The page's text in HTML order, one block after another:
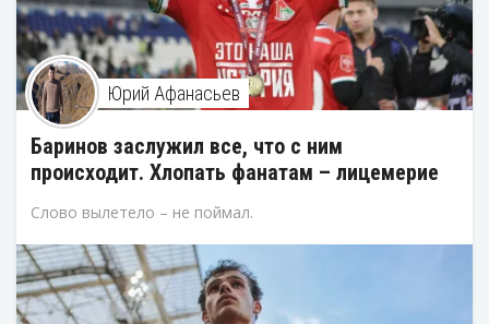
Юрий Афанасьев
Баринов заслужил все, что с ним
происходит. Хлопать фанатам – лицемерие
Слово вылетело – не поймал.